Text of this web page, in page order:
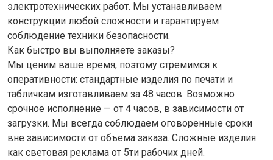
электротехнических работ. Мы устанавливаем
конструкции любой сложности и гарантируем
соблюдение техники безопасности.
Как быстро вы выполняете заказы?
Мы ценим ваше время, поэтому стремимся к
оперативности: стандартные изделия по печати и
табличкам изготавливаем за 48 часов. Возможно
срочное исполнение — от 4 часов, в зависимости от
загрузки. Мы всегда соблюдаем оговоренные сроки
вне зависимости от объема заказа. Сложные изделия
как световая реклама от 5ти рабочих дней.